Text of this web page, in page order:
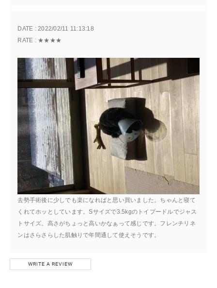
DATE : 2022/02/11 11:13:18
RATE : ★★★★
去勢手術後に少しでも楽になればと思い買いました。ちゃんと寝て
くれてホッとしています。Sサイズで3.5kgのトイプードルでジャス
トサイズ。高さがちょっと高いかなぁって感じです。フレンチリネ
ンはさらさらした肌触りで年間通して使えそうです。
WRITE A REVIEW